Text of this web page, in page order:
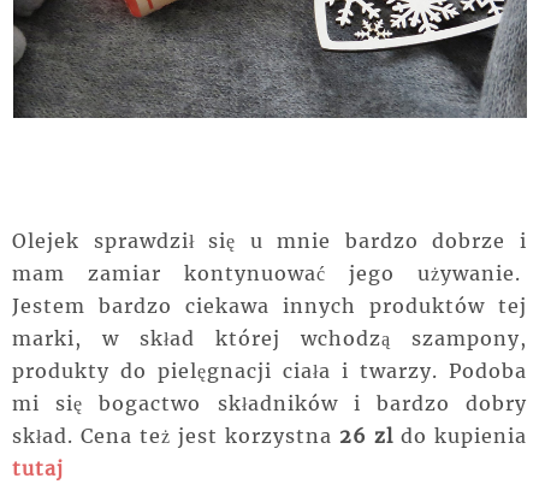
Olejek sprawdził się u mnie bardzo dobrze i
mam zamiar kontynuować jego używanie.
Jestem bardzo ciekawa innych produktów tej
marki, w skład której wchodzą szampony,
produkty do pielęgnacji ciała i twarzy. Podoba
mi się bogactwo składników i bardzo dobry
skład. Cena też jest korzystna 26 zl do kupienia
tutaj